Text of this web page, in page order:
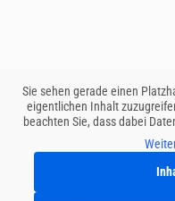
Sie sehen gerade einen
eigentlichen Inhalt
beachten Sie, dass dabei